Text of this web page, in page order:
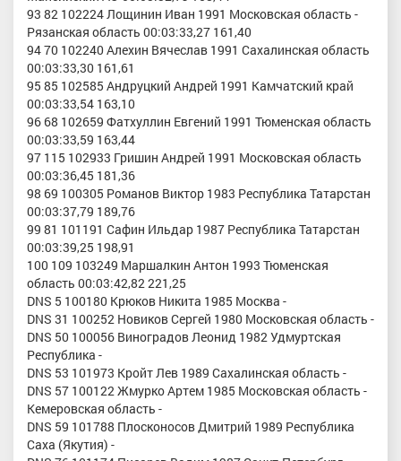
93 82 102224 Лощинин Иван 1991 Московская область -
Рязанская область 00:03:33,27 161,40
94 70 102240 Алехин Вячеслав 1991 Сахалинская область
00:03:33,30 161,61
95 85 102585 Андруцкий Андрей 1991 Камчатский край
00:03:33,54 163,10
96 68 102659 Фатхуллин Евгений 1991 Тюменская область
00:03:33,59 163,44
97 115 102933 Гришин Андрей 1991 Московская область
00:03:36,45 181,36
98 69 100305 Романов Виктор 1983 Республика Татарстан
00:03:37,79 189,76
99 81 101191 Сафин Ильдар 1987 Республика Татарстан
00:03:39,25 198,91
100 109 103249 Маршалкин Антон 1993 Тюменская
область 00:03:42,82 221,25
DNS 5 100180 Крюков Никита 1985 Москва -
DNS 31 100252 Новиков Сергей 1980 Московская область -
DNS 50 100056 Виноградов Леонид 1982 Удмуртская
Республика -
DNS 53 101973 Кройт Лев 1989 Сахалинская область -
DNS 57 100122 Жмурко Артем 1985 Московская область -
Кемеровская область -
DNS 59 101788 Плосконосов Дмитрий 1989 Республика
Саха (Якутия) -